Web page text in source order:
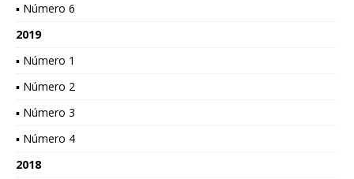
▪ Número 6
2019
▪ Número 1
▪ Número 2
▪ Número 3
▪ Número 4
2018